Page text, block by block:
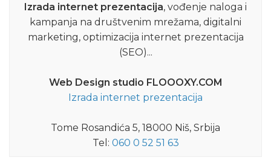
Izrada internet prezentacija, vođenje naloga i
kampanja na društvenim mrežama, digitalni
marketing, optimizacija internet prezentacija
(SEO)...
Web Design studio FLOOOXY.COM
Izrada internet prezentacija
Tome Rosandića 5, 18000 Niš, Srbija
Tel: 060 0 52 51 63